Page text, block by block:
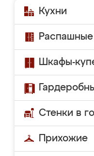
Кухни
Шкафы-
Стенки в
Прихожие